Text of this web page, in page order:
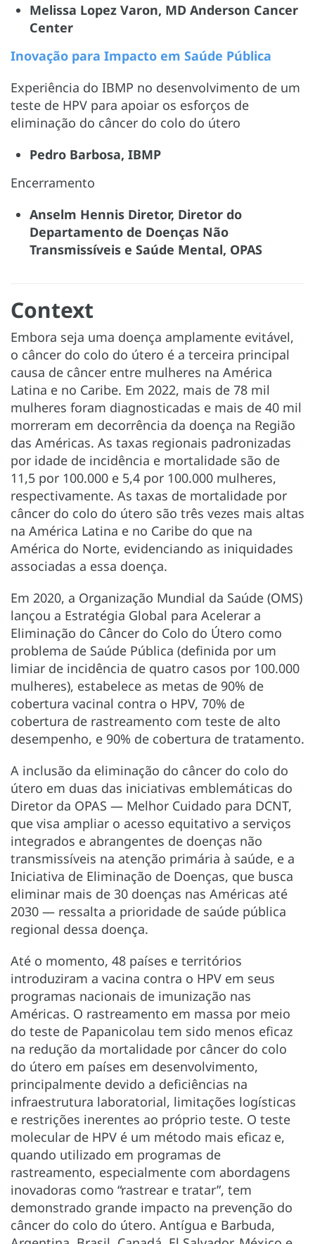
Melissa Lopez Varon, MD Anderson Cancer
Center
Inovação para Impacto em Saúde Pública
Experiência do IBMP no desenvolvimento de um
teste de HPV para apoiar os esforços de
eliminação do câncer do colo do útero
Pedro Barbosa, IBMP
Encerramento
Anselm Hennis Diretor, Diretor do
Departamento de Doenças Não
Transmissíveis e Saúde Mental, OPAS
Context
Embora seja uma doença amplamente evitável,
o câncer do colo do útero é a terceira principal
causa de câncer entre mulheres na América
Latina e no Caribe. Em 2022, mais de 78 mil
mulheres foram diagnosticadas e mais de 40 mil
morreram em decorrência da doença na Região
das Américas. As taxas regionais padronizadas
por idade de incidência e mortalidade são de
11,5 por 100.000 e 5,4 por 100.000 mulheres,
respectivamente. As taxas de mortalidade por
câncer do colo do útero são três vezes mais altas
na América Latina e no Caribe do que na
América do Norte, evidenciando as iniquidades
associadas a essa doença.
Em 2020, a Organização Mundial da Saúde (OMS)
lançou a Estratégia Global para Acelerar a
Eliminação do Câncer do Colo do Útero como
problema de Saúde Pública (definida por um
limiar de incidência de quatro casos por 100.000
mulheres), estabelece as metas de 90% de
cobertura vacinal contra o HPV, 70% de
cobertura de rastreamento com teste de alto
desempenho, e 90% de cobertura de tratamento.
A inclusão da eliminação do câncer do colo do
útero em duas das iniciativas emblemáticas do
Diretor da OPAS — Melhor Cuidado para DCNT,
que visa ampliar o acesso equitativo a serviços
integrados e abrangentes de doenças não
transmissíveis na atenção primária à saúde, e a
Iniciativa de Eliminação de Doenças, que busca
eliminar mais de 30 doenças nas Américas até
2030 — ressalta a prioridade de saúde pública
regional dessa doença.
Até o momento, 48 países e territórios
introduziram a vacina contra o HPV em seus
programas nacionais de imunização nas
Américas. O rastreamento em massa por meio
do teste de Papanicolau tem sido menos eficaz
na redução da mortalidade por câncer do colo
do útero em países em desenvolvimento,
principalmente devido a deficiências na
infraestrutura laboratorial, limitações logísticas
e restrições inerentes ao próprio teste. O teste
molecular de HPV é um método mais eficaz e,
quando utilizado em programas de
rastreamento, especialmente com abordagens
inovadoras como “rastrear e tratar”, tem
demonstrado grande impacto na prevenção do
câncer do colo do útero. Antígua e Barbuda,